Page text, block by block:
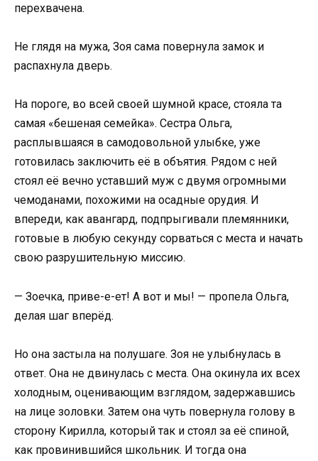
перехвачена.
Не глядя на мужа, Зоя сама повернула замок и
распахнула дверь.
На пороге, во всей своей шумной красе, стояла та
самая «бешеная семейка». Сестра Ольга,
расплывшаяся в самодовольной улыбке, уже
готовилась заключить её в объятия. Рядом с ней
стоял её вечно уставший муж с двумя огромными
чемоданами, похожими на осадные орудия. И
впереди, как авангард, подпрыгивали племянники,
готовые в любую секунду сорваться с места и начать
свою разрушительную миссию.
— Зоечка, приве-е-ет! А вот и мы! — пропела Ольга,
делая шаг вперёд.
Но она застыла на полушаге. Зоя не улыбнулась в
ответ. Она не двинулась с места. Она окинула их всех
холодным, оценивающим взглядом, задержавшись
на лице золовки. Затем она чуть повернула голову в
сторону Кирилла, который так и стоял за её спиной,
как провинившийся школьник. И тогда она